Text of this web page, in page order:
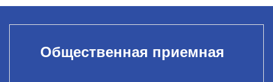
Общественная приемная